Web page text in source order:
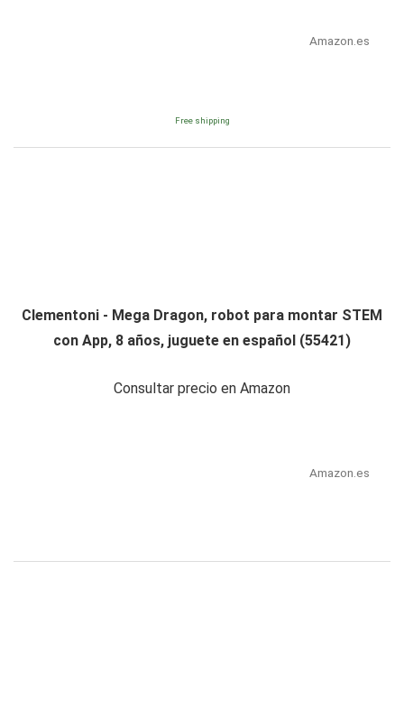
Amazon.es
Free shipping
Clementoni - Mega Dragon, robot para montar STEM
con App, 8 años, juguete en español (55421)
Consultar precio en Amazon
Amazon.es